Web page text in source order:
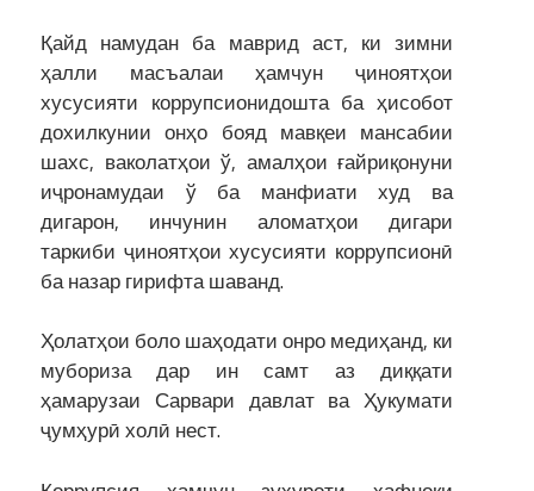
Қайд намудан ба маврид аст, ки зимни
ҳалли масъалаи ҳамчун ҷиноятҳои
хусусияти коррупсионидошта ба ҳисобот
дохилкунии онҳо бояд мавқеи мансабии
шахс, ваколатҳои ў, амалҳои ғайриқонуни
иҷронамудаи ў ба манфиати худ ва
дигарон, инчунин аломатҳои дигари
таркиби ҷиноятҳои хусусияти коррупсионӣ
ба назар гирифта шаванд.
Ҳолатҳои боло шаҳодати онро медиҳанд, ки
мубориза дар ин самт аз диққати
ҳамарузаи Сарвари давлат ва Ҳукумати
ҷумҳурӣ холӣ нест.